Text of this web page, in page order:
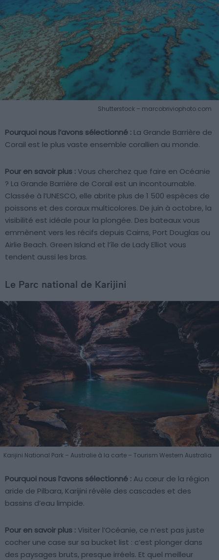
Shutterstock – marcobriviophoto.com
Pourquoi nous l’avons sélectionné : La Grande Barrière de
Corail est le plus vaste ensemble corallien au monde.
Pour en savoir plus :Vous cherchez que faire en Océanie
? La Grande Barrière de Corail est un incontournable.
Classée à l’UNESCO, elle abrite plus de 1 500 espèces de
poissons et des coraux multicolores. De juin à octobre, la
visibilité est idéale pour la plongée. Des bateaux vous
emmènent vers les récifs depuis Cairns, Port Douglas ou
Airlie Beach. Green Island et l’île de Lady Elliot vous
tendent aussi les bras.
Le Parc national de Karijini
Karijini National Park – Australie à la carte – Tourism Western Australia
Pourquoi nous l’avons sélectionné : Au cœur de la région
aride de Pilbara, Karijini révèle des cascades et des
bassins d’eau limpide.
Pour en savoir plus :Visiter l’Océanie, ce n’est pas juste
cocher une case sur sa bucket list : c’est plonger dans
des paysages bruts, presque irréels. Et quel meilleur